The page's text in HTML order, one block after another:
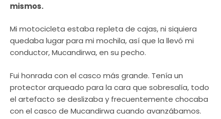
mismos.
Mi motocicleta estaba repleta de cajas, ni siquiera
quedaba lugar para mi mochila, así que la llevó mi
conductor, Mucandirwa, en su pecho.
Fui honrada con el casco más grande. Tenía un
protector arqueado para la cara que sobresalía, todo
el artefacto se deslizaba y frecuentemente chocaba
con el casco de Mucandirwa cuando avanzábamos.